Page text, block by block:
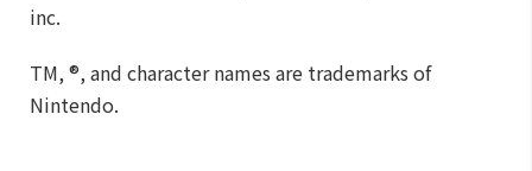
inc.
TM, ®, and character names are trademarks of
Nintendo.